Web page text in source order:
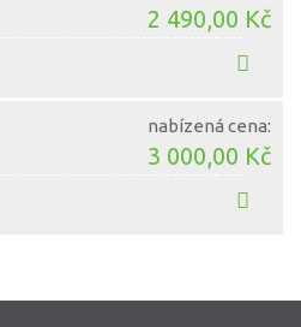
2 490,00 Kč
nabízená cena:
3 000,00 Kč